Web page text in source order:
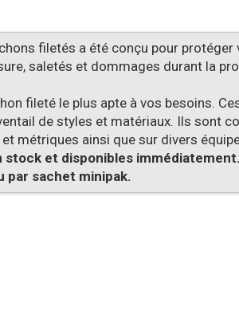
filetés a été conçu pour
saletés et dommages durant la
fileté le plus apte à vos besoins.
de styles et matériaux. Ils sont
et métriques ainsi que sur divers
et disponibles immédiatement.
par sachet minipak.